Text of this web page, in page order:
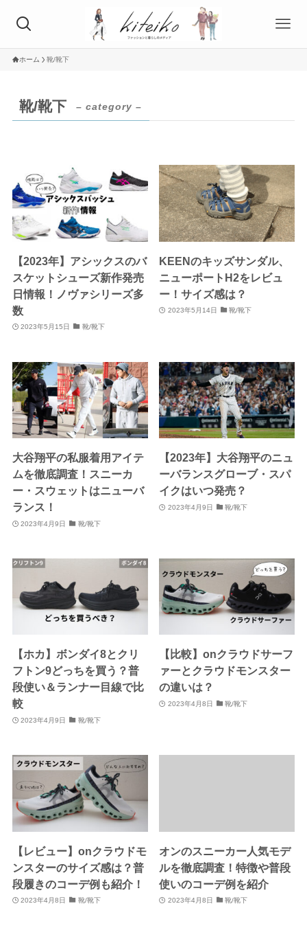
ホーム 靴/靴下
靴/靴下 – category –
【2023年】アシックスのバ
スケットシューズ新作発売
日情報！ノヴァシリーズ多
数
2023年5月15日 靴/靴下
KEENのキッズサンダル、
ニューポートH2をレビュ
ー！サイズ感は？
2023年5月14日 靴/靴下
大谷翔平の私服着用アイテ
ムを徹底調査！スニーカ
ー・スウェットはニューバ
ランス！
2023年4月9日 靴/靴下
【2023年】大谷翔平のニュ
ーバランスグローブ・スパ
イクはいつ発売？
2023年4月9日 靴/靴下
【ホカ】ボンダイ8とクリ
フトン9どっちを買う？普
段使い＆ランナー目線で比
較
2023年4月9日 靴/靴下
【比較】onクラウドサーフ
ァーとクラウドモンスター
の違いは？
2023年4月8日 靴/靴下
【レビュー】onクラウドモ
ンスターのサイズ感は？普
段履きのコーデ例も紹介！
2023年4月8日 靴/靴下
オンのスニーカー人気モデ
ルを徹底調査！特徴や普段
使いのコーデ例を紹介
2023年4月8日 靴/靴下